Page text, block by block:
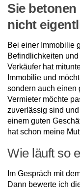
Sie betonen
nicht
Bei einer Immobilie
Befindlichkeiten
Verkäufer hat
Immobilie und
sondern auch einen
Vermieter möchte
zuverlässig sind
einem guten
hat schon meine
Wie läuft so
Im Gespräch mit
Dann bewerte ich